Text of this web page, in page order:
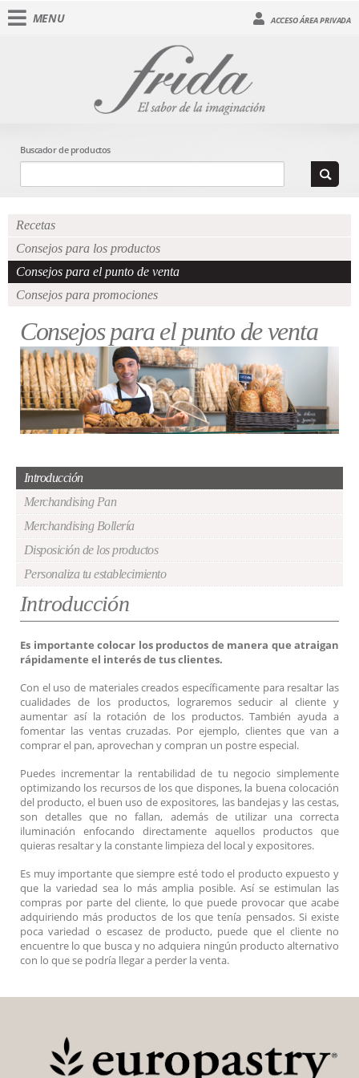
MENU ACCESO ÁREA PRIVADA
Buscador de productos
Recetas
Consejos para los productos
Consejos para el punto de venta
Consejos para promociones
Consejos para el punto de venta
Introducción
Merchandising Pan
Merchandising Bollería
Disposición de los productos
Personaliza tu establecimiento
Introducción
Es importante colocar los productos de manera que atraigan
rápidamente el interés de tus clientes.
Con el uso de materiales creados específicamente para resaltar las
cualidades de los productos, lograremos seducir al cliente y
aumentar así la rotación de los productos. También ayuda a
fomentar las ventas cruzadas. Por ejemplo, clientes que van a
comprar el pan, aprovechan y compran un postre especial.
Puedes incrementar la rentabilidad de tu negocio simplemente
optimizando los recursos de los que dispones, la buena colocación
del producto, el buen uso de expositores, las bandejas y las cestas,
son detalles que no fallan, además de utilizar una correcta
iluminación enfocando directamente aquellos productos que
quieras resaltar y la constante limpieza del local y expositores.
Es muy importante que siempre esté todo el producto expuesto y
que la variedad sea lo más amplia posible. Así se estimulan las
compras por parte del cliente, lo que puede provocar que acabe
adquiriendo más productos de los que tenía pensados. Si existe
poca variedad o escasez de producto, puede que el cliente no
encuentre lo que busca y no adquiera ningún producto alternativo
con lo que se podría llegar a perder la venta.